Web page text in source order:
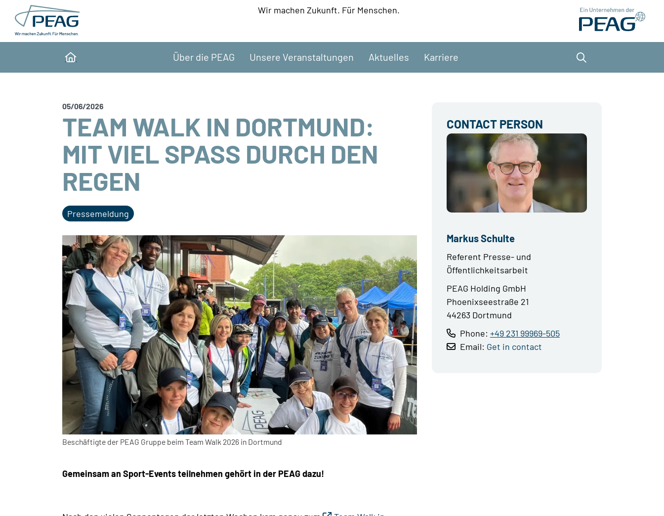
Skip to main content Wir machen Zukunft. Für Menschen.
Home
Über die PEAG Unsere Veranstaltungen Aktuelles Karriere
05/06/2026
TEAM WALK IN DORTMUND:
MIT VIEL SPASS DURCH DEN R
EGEN
Pressemeldung
Beschäftigte der PEAG Gruppe beim Team Walk 2026 in Dortmund
Gemeinsam an Sport-Events teilnehmen gehört in der PEAG dazu!
CONTACT PERSON
Markus Schulte
Referent Presse- und
Öffentlichkeitsarbeit
PEAG Holding GmbH
Phoenixseestraße 21
44263 Dortmund
Phone: +49 231 99969-505
Email: Get in contact